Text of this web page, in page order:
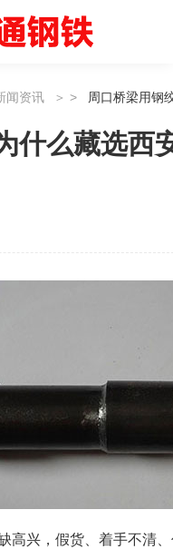
闻资讯 > 周口桥梁用钢
什么藏选西
高兴，假货、着手不清